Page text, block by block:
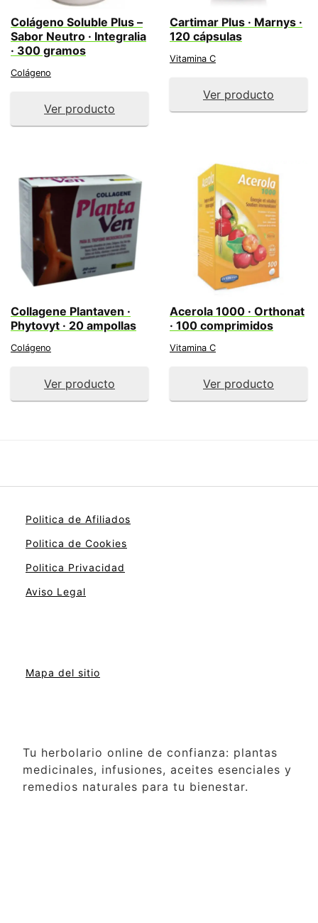
Colágeno Soluble Plus –
Sabor Neutro · Integralia
· 300 gramos
Colágeno
Ver producto
Cartimar Plus · Marnys ·
120 cápsulas
Vitamina C
Ver producto
Collagene Plantaven ·
Phytovyt · 20 ampollas
Colágeno
Ver producto
Acerola 1000 · Orthonat
· 100 comprimidos
Vitamina C
Ver producto
Politica de Afiliados
Politica de Cookies
Politica Privacidad
Aviso Legal
Mapa del sitio
Tu herbolario online de confianza: plantas
medicinales, infusiones, aceites esenciales y
remedios naturales para tu bienestar.